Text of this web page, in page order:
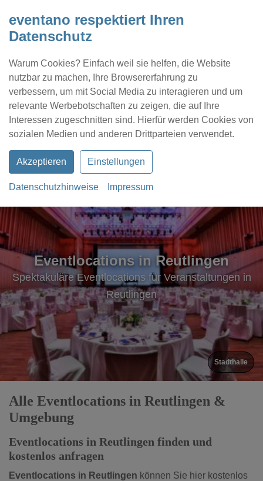
eventano respektiert Ihren
Datenschutz
Warum Cookies? Einfach weil sie helfen, die Website
nutzbar zu machen, Ihre Browsererfahrung zu
verbessern, um mit Social Media zu interagieren und um
relevante Werbebotschaften zu zeigen, die auf Ihre
Interessen zugeschnitten sind. Hierfür werden Cookies von
sozialen Medien und anderen Drittparteien verwendet.
Akzeptieren Einstellungen
Datenschutzhinweise Impressum
Kontakt Location eintragen Profil
Eventlocations in Reutlingen
Spektakuläre Eventlocations für Veranstaltungen in
Reutlingen
Eventlocations in Reutlingen
Spektakuläre Eventlocations für Veranstaltungen in
Reutlingen
Stadthalle
Alle Eventlocations in Reutlingen &
Umgebung
Eventlocations in Reutlingen finden und
kostenlos anfragen
Eventlocations in Reutlingen können Sie hier kostenlos